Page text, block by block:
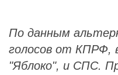
По данным
голосов от КПРФ,
"Яблоко", и СПС.